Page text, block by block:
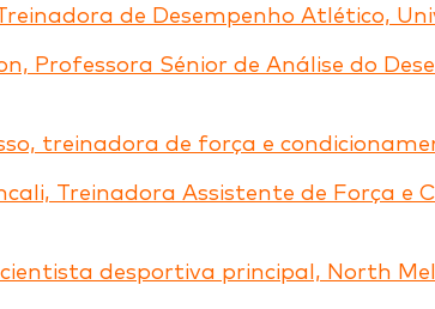
de Desempenho Atlético,
Professora Sénior de Análise do
treinadora de força e
Treinadora Assistente de Força e
desportiva principal, North